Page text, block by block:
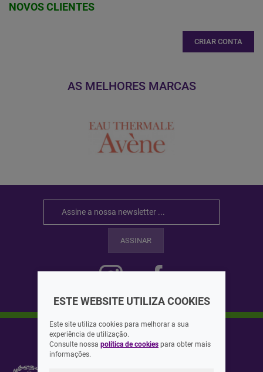
NOVOS CLIENTES
CRIAR CONTA
AS MELHORES MARCAS
ASSINAR
ESTE WEBSITE UTILIZA COOKIES
Este site utiliza cookies para melhorar a sua
experiência de utilização.
Consulte nossa política de cookies para obter mais
informações.